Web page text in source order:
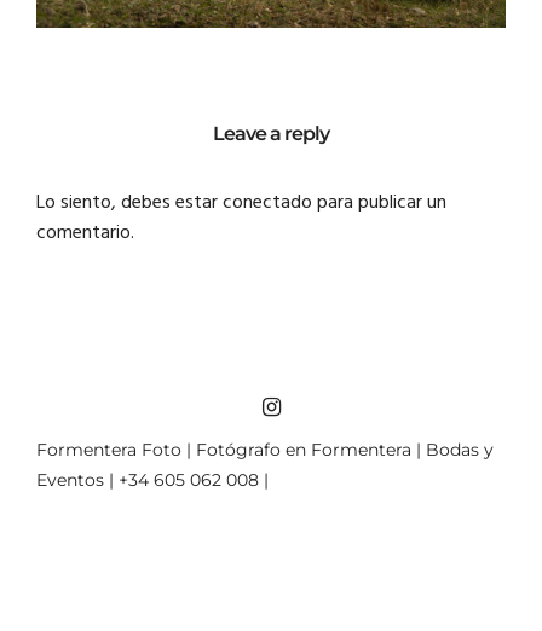
Leave a reply
Lo siento, debes estarconectadopara publicar un
comentario.
Formentera Foto | Fotógrafo en Formentera | Bodas y
Eventos | +34 605 062 008 |